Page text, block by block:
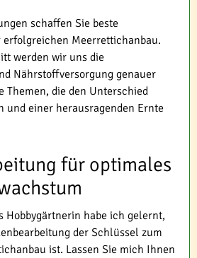
schaffen Sie beste
erfolgreichen Meerrettichanbau.
werden wir uns die
Nährstoffversorgung genauer
Themen, die den Unterschied
und einer herausragenden Ernte
für optimales
Hobbygärtnerin habe ich gelernt,
der Schlüssel zum
ist. Lassen Sie mich Ihnen